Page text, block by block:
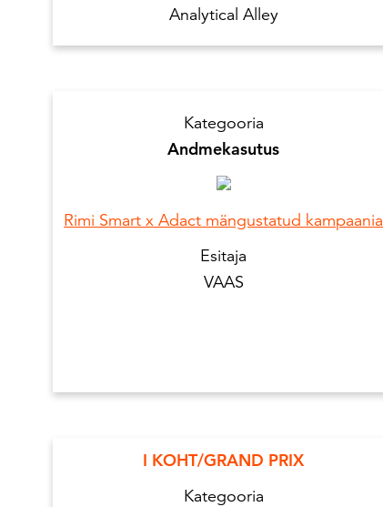
Analytical Alley
Kategooria
Andmekasutus
Rimi Smart x Adact mängustatud kampaania
Esitaja
VAAS
I KOHT/GRAND PRIX
Kategooria